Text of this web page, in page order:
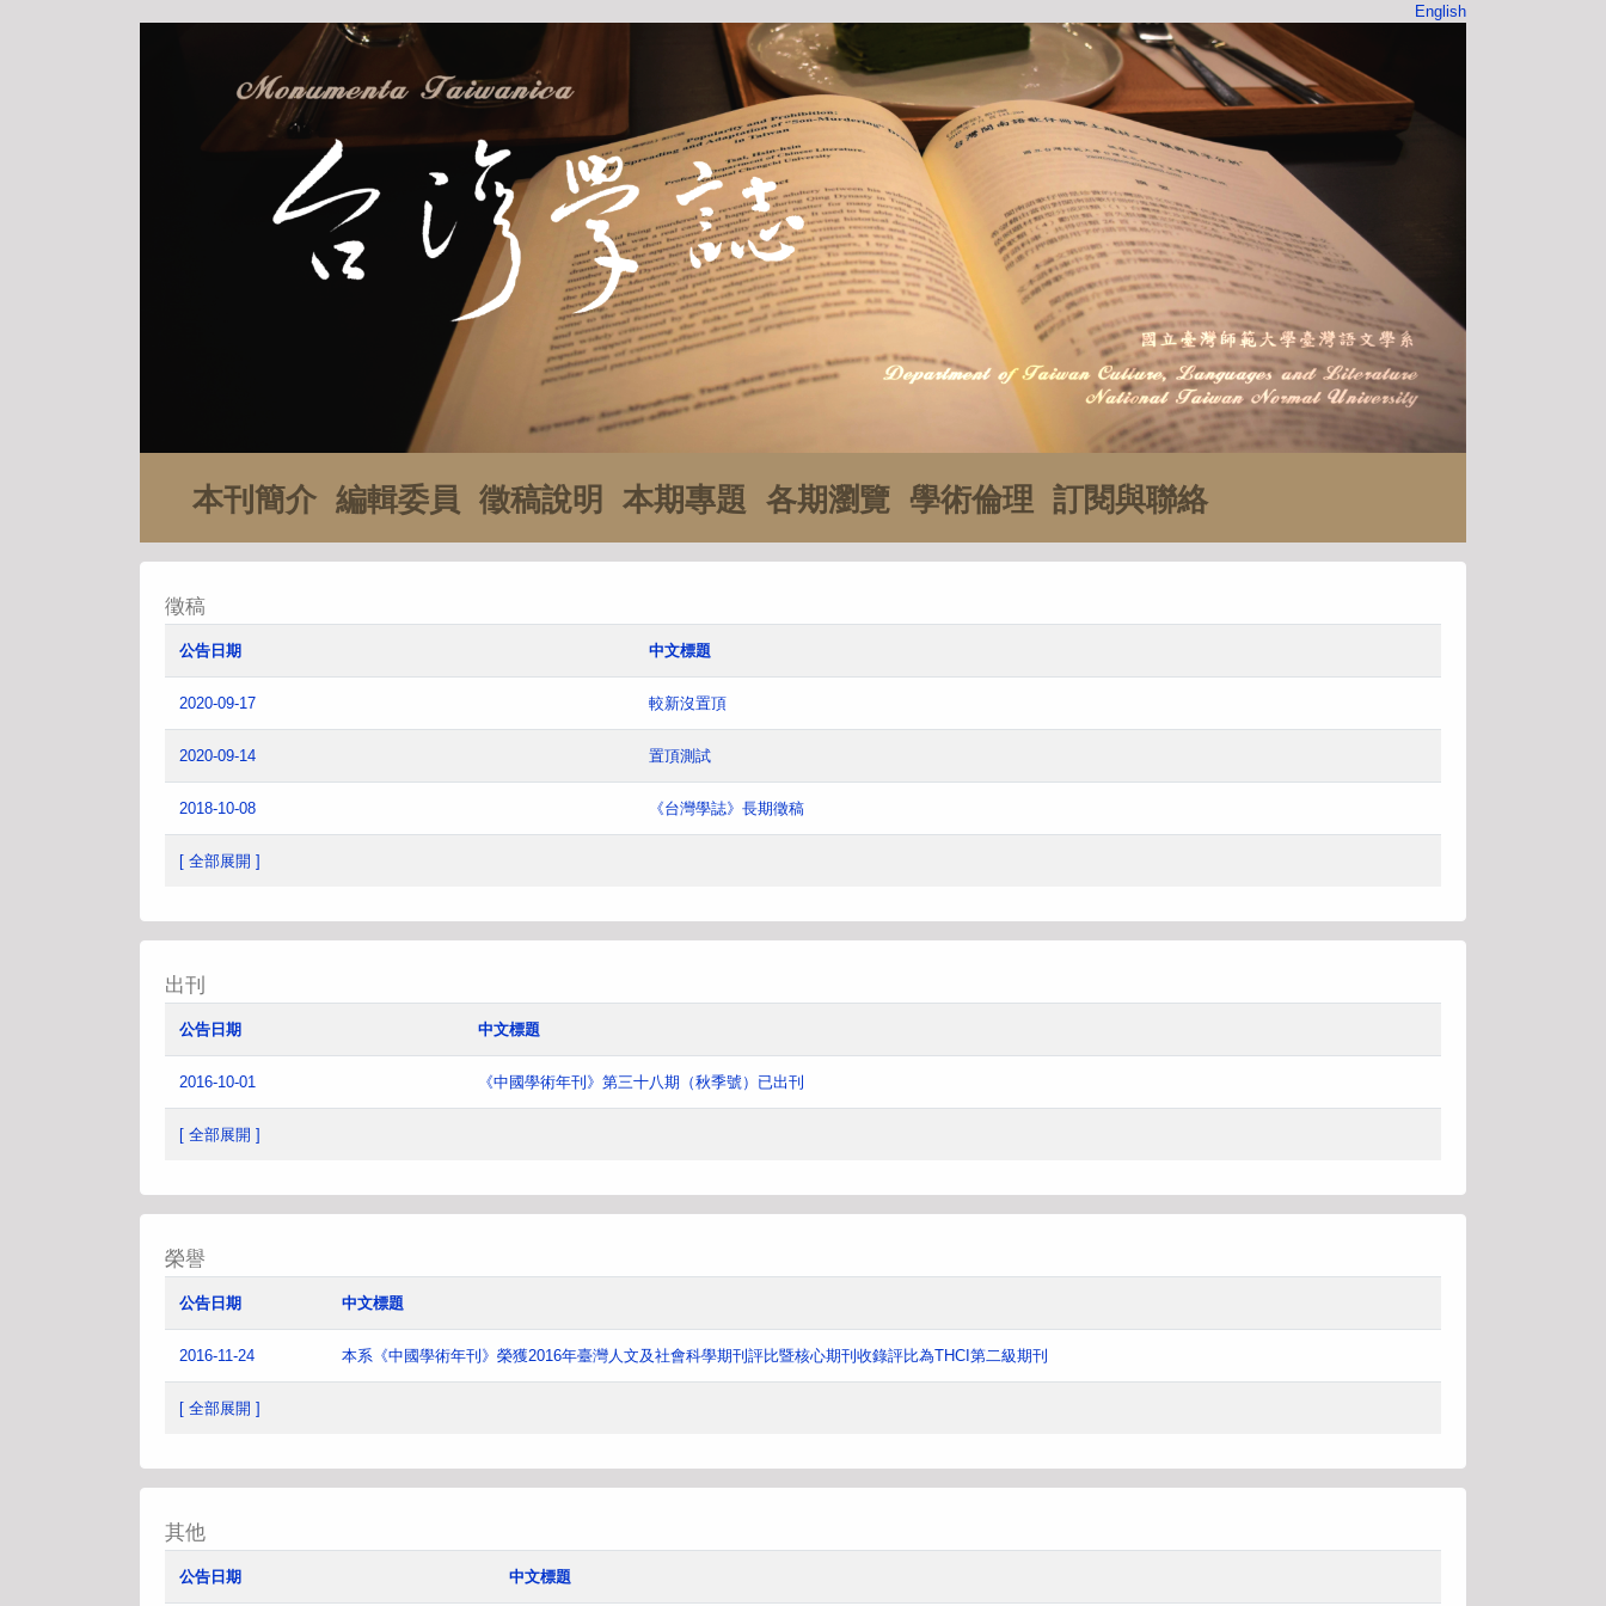
English
本刊簡介 編輯委員 徵稿說明 本期專題 各期瀏覽 學術倫理 訂閱與聯絡
徵稿
公告日期 中文標題
2020-09-17 較新沒置頂
2020-09-14 置頂測試
2018-10-08 《台灣學誌》長期徵稿
[ 全部展開 ]
出刊
公告日期 中文標題
2016-10-01 《中國學術年刊》第三十八期（秋季號）已出刊
[ 全部展開 ]
榮譽
公告日期 中文標題
2016-11-24 本系《中國學術年刊》榮獲2016年臺灣人文及社會科學期刊評比暨核心期刊收錄評比為THCI第二級期刊
[ 全部展開 ]
其他
公告日期 中文標題